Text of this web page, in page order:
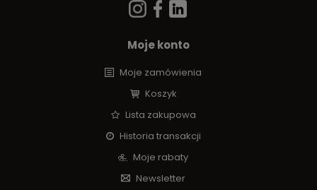
Moje konto
Moje zamówienia
Koszyk
Lista zakupowa
Historia transakcji
Moje rabaty
Newsletter